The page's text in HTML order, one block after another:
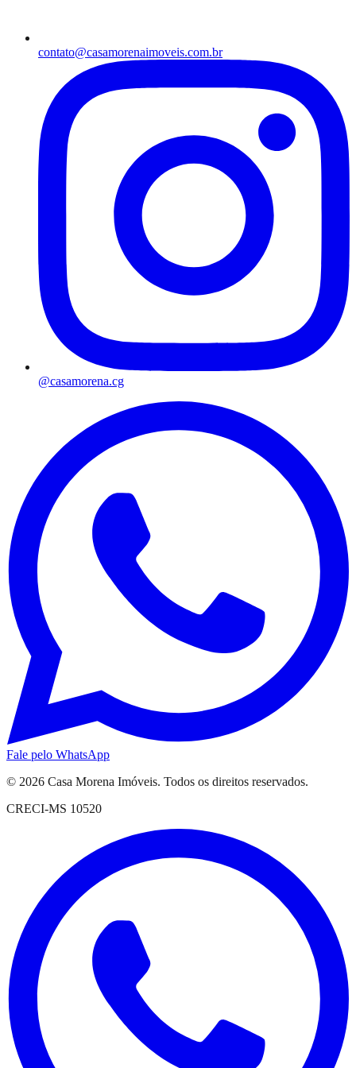
contato@casamorenaimoveis.com.br
@casamorena.cg
Fale pelo WhatsApp
© 2026 Casa Morena Imóveis. Todos os direitos reservados.
CRECI-MS 10520